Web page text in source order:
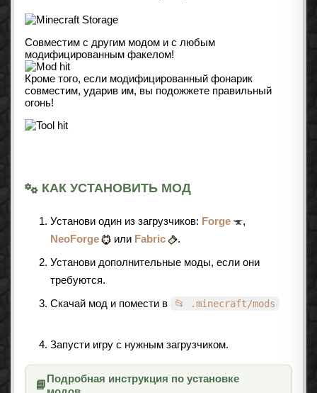
Совместим с другим модом и с любым
модифицированным факелом!
Кроме того, если модифицированный фонарик
совместим, ударив им, вы подожжете правильный
огонь!
КАК УСТАНОВИТЬ МОД
Установи один из загрузчиков: Forge
,
NeoForge
или Fabric
.
Установи дополнительные моды, если они
требуются.
Скачай мод и помести в
📂 .minecraft/mods
Запусти игру с нужным загрузчиком.
📘
Подробная инструкция по установке